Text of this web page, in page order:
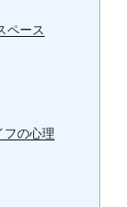
ペース
フの心理